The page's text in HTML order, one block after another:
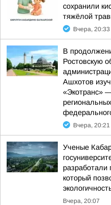
сохранили
тяжёлой
Вчера, 20:33
В
Ростовскую
Ашхотов
«Экотранс»
Вчера, 20:21
Ученые
который
Вчера, 20:07